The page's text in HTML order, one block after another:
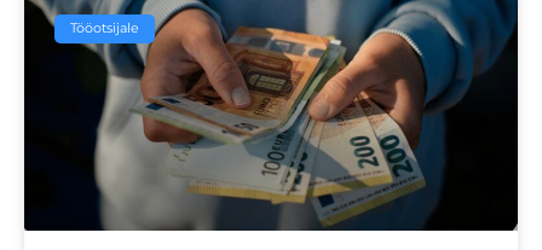
Tööotsijale